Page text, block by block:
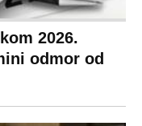
2026.
odmor od